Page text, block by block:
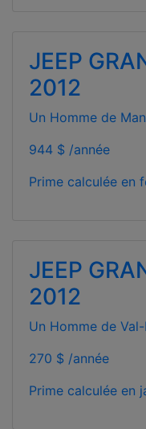
JEEP
2012
Un Homme de
944 $ /année
Prime calculée en
JEEP
2012
Un Homme de
270 $ /année
Prime calculée en